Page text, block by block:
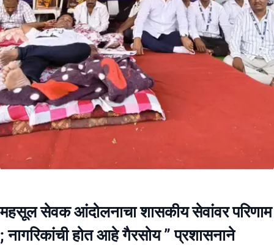
महसूल सेवक आंदोलनाचा शासकीय सेवांवर परिणाम
; नागरिकांची होत आहे गैरसोय ” प्रशासनाने